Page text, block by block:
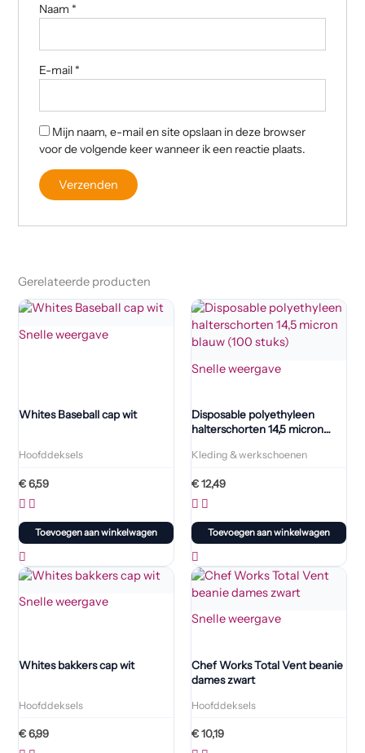
Naam *
E-mail *
Mijn naam, e-mail en site opslaan in deze browser
voor de volgende keer wanneer ik een reactie plaats.
Gerelateerde producten
Snelle weergave
Whites Baseball cap wit
Hoofddeksels
€6,59
Toevoegen aan winkelwagen
Snelle weergave
Disposable polyethyleen
halterschorten 14,5 micron
Kleding & werkschoenen
€12,49
Toevoegen aan winkelwagen
Snelle weergave
Whites bakkers cap wit
Hoofddeksels
€6,99
Snelle weergave
Chef Works Total Vent beanie
dames zwart
Hoofddeksels
€10,19